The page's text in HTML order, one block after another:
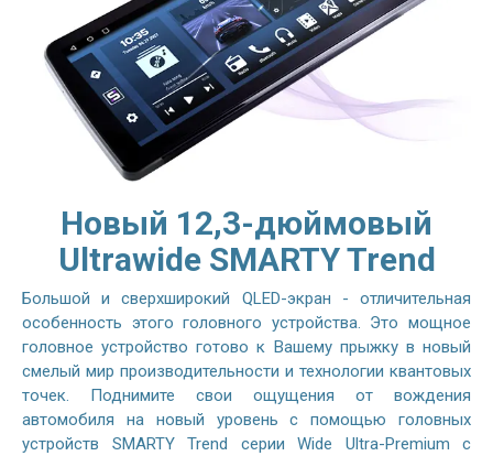
Новый 12,3-дюймовый
Ultrawide SMARTY Trend
Большой и сверхширокий QLED-экран - отличительная
особенность этого головного устройства. Это мощное
головное устройство готово к Вашему прыжку в новый
смелый мир производительности и технологии квантовых
точек. Поднимите свои ощущения от вождения
автомобиля на новый уровень с помощью головных
устройств SMARTY Trend серии Wide Ultra-Premium с